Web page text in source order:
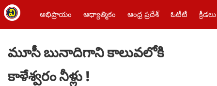
అభిప్రాయం ఆధ్యాత్మికం ఆంధ్ర ప్రదేశ్ ఓటీటీ క్రీడలు
మూసీ బునాదిగాని కాలువలోకి
కాళేశ్వరం నీళ్లు !